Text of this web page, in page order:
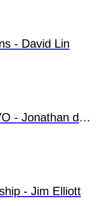
Forum -
- David Lin